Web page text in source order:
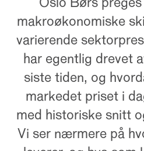
makroøkonomiske
varierende
har egentlig drevet
siste tiden, og
markedet priset i
med historiske snitt
Vi ser nærmere på